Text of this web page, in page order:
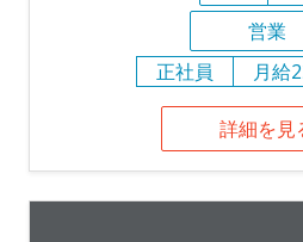
営業
正社員
月給
詳細を見